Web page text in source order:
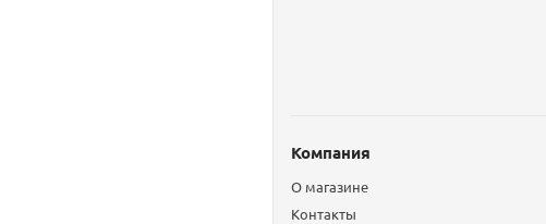
Компания
О магазине
Контакты